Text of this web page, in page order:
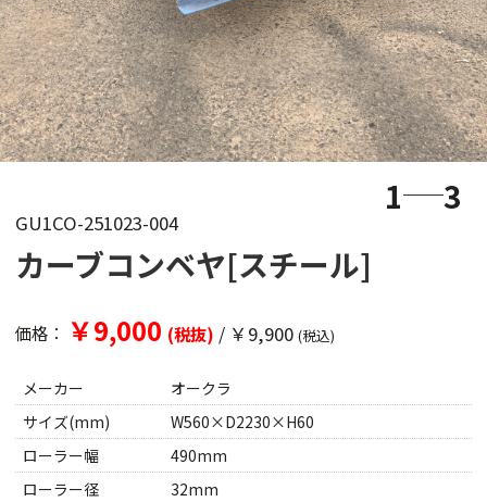
1 3
GU1CO-251023-004
カーブコンベヤ[スチール]
価格： ￥9,000 (税抜) / ￥9,900 (税込)
メーカー
オークラ
サイズ(mm)
W560×D2230×H60
ローラー幅
490mm
ローラー径
32mm